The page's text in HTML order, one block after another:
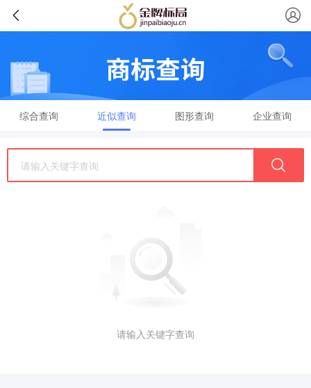
综合查询 近似查询 图形查询 企业查询
请输入关键字查询